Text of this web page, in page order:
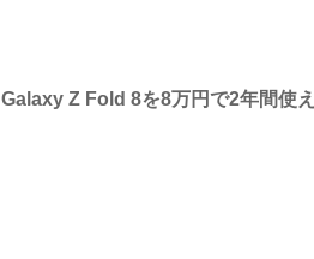
Galaxy Z Fold 8を8万円で2年間使